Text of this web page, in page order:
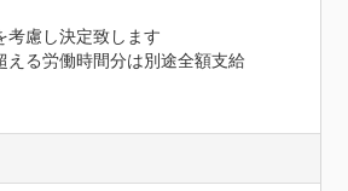
慮し決定致します
る労働時間分は別途全額支給